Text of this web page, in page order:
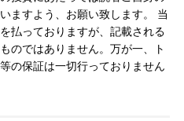
ますよう、お願い致します。 当
払っておりますが、記載される
のではありません。万が一、ト
の保証は一切行っておりません